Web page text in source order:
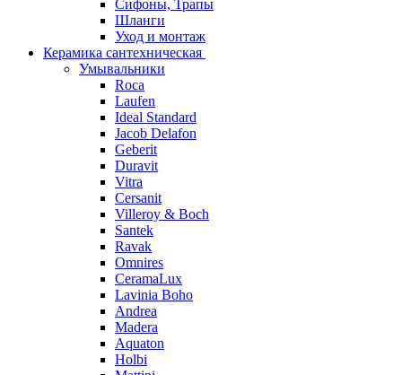
Сифоны, Трапы
Шланги
Уход и монтаж
Керамика сантехническая
Умывальники
Roca
Laufen
Ideal Standard
Jacob Delafon
Geberit
Duravit
Vitra
Cersanit
Villeroy & Boch
Santek
Ravak
Omnires
CeramaLux
Lavinia Boho
Andrea
Madera
Aquaton
Holbi